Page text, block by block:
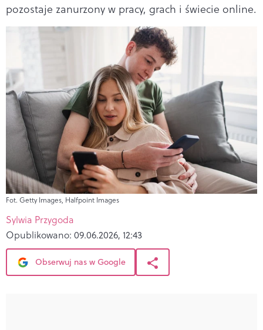
pozostaje zanurzony w pracy, grach i świecie online.
Fot. Getty Images, Halfpoint Images
Sylwia Przygoda
Opublikowano: 09.06.2026, 12:43
Obserwuj nas w Google